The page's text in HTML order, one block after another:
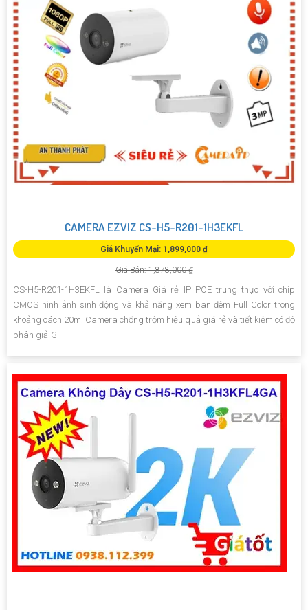
CAMERA EZVIZ CS-H5-R201-1H3EKFL
Giá Khuyến Mại: 1,899,000 ₫
Giá Bán: 1,878,000 ₫
CS-H5-R201-1H3EKFL là Camera Giá rẻ IP POE trung thực với chip
CMOS hình ảnh sinh động và khả năng xem ban đêm Full Color trong
khoảng cách 20m. Camera chống trộm hiệu quả giá rẻ và tiết kiệm có độ
phân giải 3